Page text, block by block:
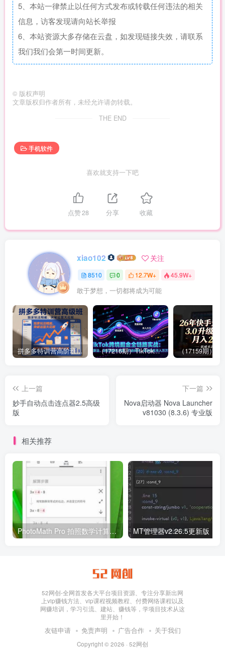
5、本站一律禁止以任何方式发布或转载任何违法的相关
信息，访客发现请向站长举报
6、本站资源大多存储在云盘，如发现链接失效，请联系
我们我们会第一时间更新。
© 版权声明
文章版权归作者所有，未经允许请勿转载。
THE END
手机软件
喜欢就支持一下吧
点赞28 分享 收藏
xiao102 关注
8510 0 12.7W+ 45.9W+
敢于梦想，一切都将成为可能
拼多多特训营高阶班，独家玩法赋能，突破运营天花板（更新26年1月） （17216期）TikTok跨境掘金全链路实战：从算法、选品到团队管理，打通闭环，实现稳定月入万刀
上一篇
妙手自动点击连点器2.5高级
版
下一篇
Nova启动器 Nova Launcher
v81030 (8.3.6) 专业版
相关推荐
PhotoMath Pro 拍照数学计算器v8.47.0专业版 MT管理器v2.26.5更新版
52网创-全网首发各大平台项目资源、专注分享新出网
上vip赚钱方法、vip课程视频教程、付费网络课程以及
网赚培训，学习引流、建站、赚钱等，学项目技术从这
里开始！
友链申请 免责声明 广告合作 关于我们
Copyright © 2026 · 52网创